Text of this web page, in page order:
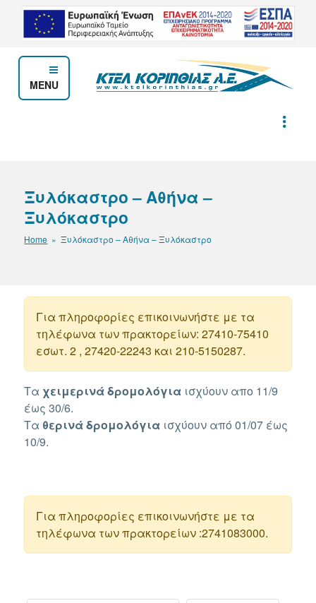
Μετάβαση
περιεχόμενο
MENU
Ξυλόκαστρο – Αθήνα –
Ξυλόκαστρο
Home » Ξυλόκαστρο – Αθήνα – Ξυλόκαστρο
Για πληροφορίες επικοινωνήστε με τα
τηλέφωνα των πρακτορείων: 27410-75410
εσωτ. 2 , 27420-22243 και 210-5150287.
Τα χειμερινά δρομολόγια ισχύουν απο 11/9
έως 30/6.
Τα θερινάδρομολόγια ισχύουν από 01/07 έως
10/9.
Για πληροφορίες επικοινωνήστε με τα
τηλέφωνα των πρακτορείων :2741083000.